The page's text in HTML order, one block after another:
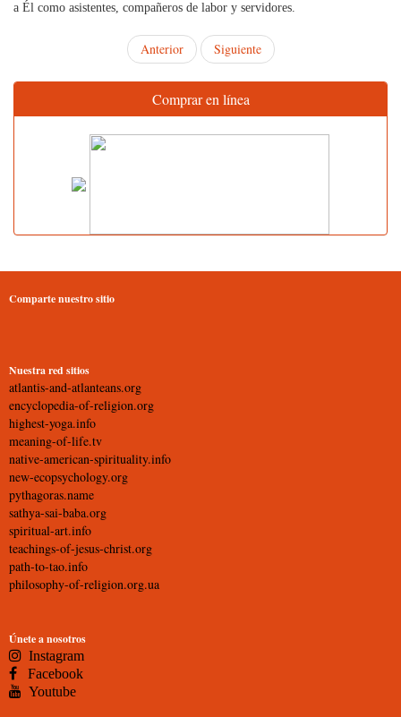
a Él como asistentes, compañeros de labor y servidores.
Anterior Siguiente
Comprar en línea
Comparte nuestro sitio
Nuestra red sitios
atlantis-and-atlanteans.org
encyclopedia-of-religion.org
highest-yoga.info
meaning-of-life.tv
native-american-spirituality.info
new-ecopsychology.org
pythagoras.name
sathya-sai-baba.org
spiritual-art.info
teachings-of-jesus-christ.org
path-to-tao.info
philosophy-of-religion.org.ua
Únete a nosotros
Instagram
Facebook
Youtube